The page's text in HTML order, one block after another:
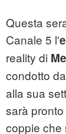
Questa
Canale 5 l'
reality di
condotto
alla sua
sarà
coppie che